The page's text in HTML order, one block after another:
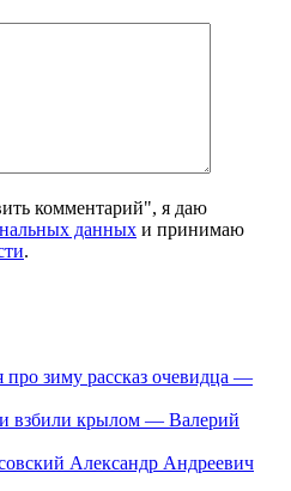
комментарий", я даю
данных и принимаю
.
про зиму рассказ очевидца —
взбили крылом — Валерий
Александр Андреевич